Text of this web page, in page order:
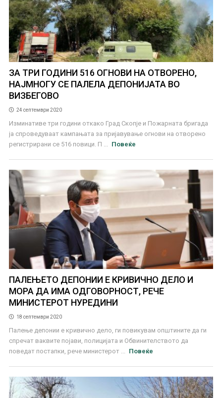
ЗА ТРИ ГОДИНИ 516 ОГНОВИ НА ОТВОРЕНО,
НАЈМНОГУ СЕ ПАЛЕЛА ДЕПОНИЈАТА ВО
ВИЗБЕГОВО
24 септември 2020
Изминативе три години откако Град Скопје и Пожарната бригада
ја спроведуваат кампањата за пријавување огнови на отворено
регистрирани се 516 повици. П ...
Повеќе
ПАЛЕЊЕТО ДЕПОНИИ Е КРИВИЧНО ДЕЛО И
МОРА ДА ИМА ОДГОВОРНОСТ, РЕЧЕ
МИНИСТЕРОТ НУРЕДИНИ
18 септември 2020
Палење депонии е кривично дело, ги повикувам општините да ги
спречат ваквите појави, полицијата и Обвинителството да
поведат постапки, рече министерот ...
Повеќе